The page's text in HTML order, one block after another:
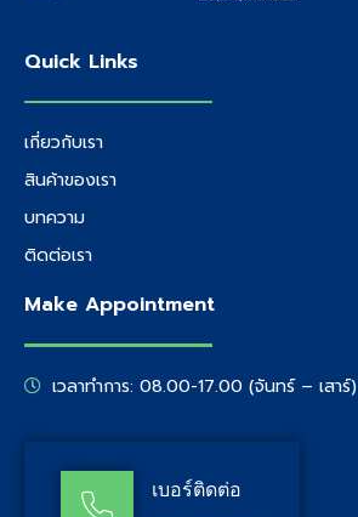
Quick Links
เกี่ยวกับเรา
สินค้าของเรา
บทความ
ติดต่อเรา
Make Appointment
เวลาทำการ: 08.00-17.00 (จันทร์ – เสาร์)
เบอร์ติดต่อ